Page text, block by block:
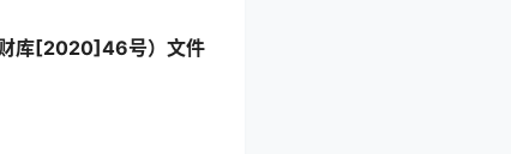
财库[2020]46号）文件